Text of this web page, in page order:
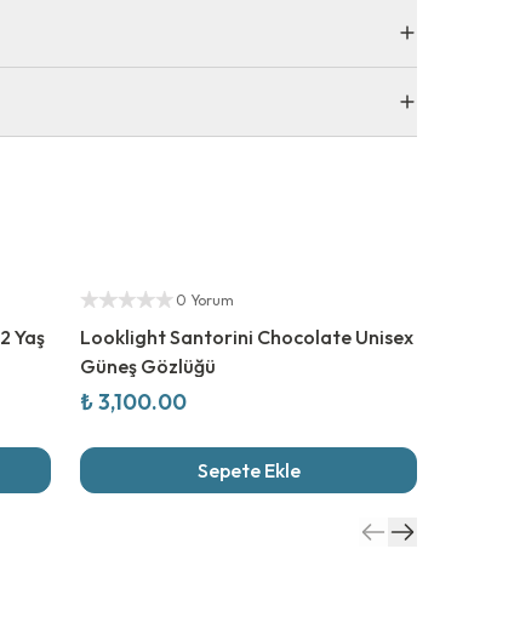
Yaş
0 Yorum
Looklight Santorini Chocolate Unisex
Güneş Gözlüğü
₺ 3,100.00
Sepete Ekle